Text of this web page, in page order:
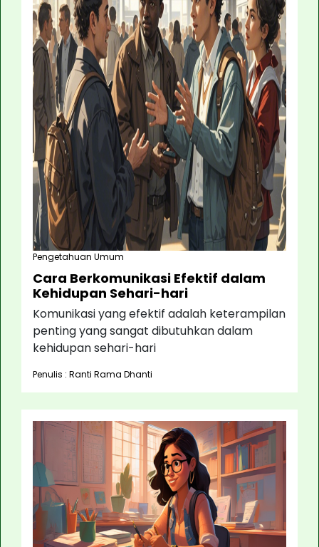
Pengetahuan Umum
Cara Berkomunikasi Efektif dalam
Kehidupan Sehari-hari
Komunikasi yang efektif adalah keterampilan
penting yang sangat dibutuhkan dalam
kehidupan sehari-hari
Penulis : Ranti Rama Dhanti